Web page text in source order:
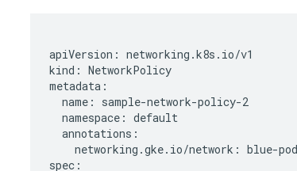
apiVersion: networking.k8s.io/v1
kind: NetworkPolicy
name:
namespace:
networking.gke.io/network: blue-